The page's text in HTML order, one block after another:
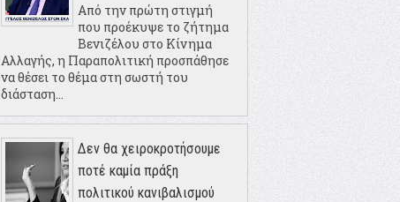
Από την πρώτη στιγμή
που προέκυψε το ζήτημα
Βενιζέλου στο Κίνημα
Αλλαγής, η Παραπολιτική προσπάθησε
να θέσει το θέμα στη σωστή του
διάσταση...
Δεν θα χειροκροτήσουμε
ποτέ καμία πράξη
πολιτικού κανιβαλισμού